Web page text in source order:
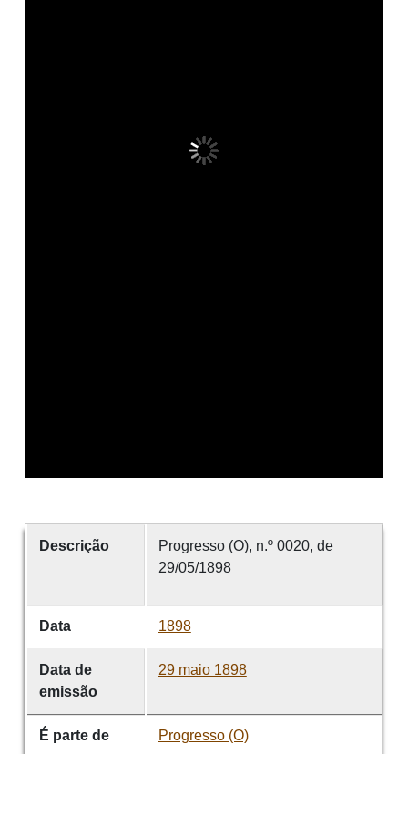
Descrição
Progresso (O), n.º 0020, de
29/05/1898
Data 1898
Data de
emissão
29 maio 1898
É parte de Progresso (O)